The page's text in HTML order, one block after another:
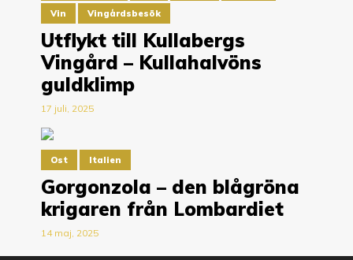
Vin Vingårdsbesök
Utflykt till Kullabergs
Vingård – Kullahalvöns
guldklimp
17 juli, 2025
Ost Italien
Gorgonzola – den blågröna
krigaren från Lombardiet
14 maj, 2025